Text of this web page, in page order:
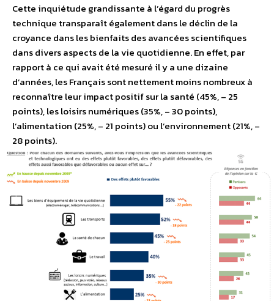
Cette inquiétude grandissante à l’égard du progrès
technique transparaît également dans le déclin de la
croyance dans les bienfaits des avancées scientifiques
dans divers aspects de la vie quotidienne. En effet, par
rapport à ce qui avait été mesuré il y a une dizaine
d’années, les Français sont nettement moins nombreux à
reconnaître leur impact positif sur la santé (45%, – 25
points), les loisirs numériques (35%, – 30 points),
l’alimentation (25%, – 21 points) ou l’environnement (21%, –
28 points).